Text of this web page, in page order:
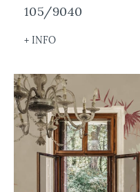
105/9040
+ INFO